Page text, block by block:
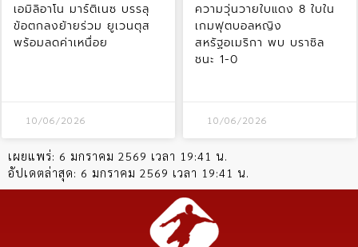
เอมิลิอาโน มาร์ติเนซ บรรลุ
ข้อตกลงย้ายร่วม ยูเวนตุส
พร้อมลดค่าเหนื่อย
10/06/2026
ความวุ่นวายใบแดง 8 ใบใน
เกมฟุตบอลหญิง
สหรัฐอเมริกา พบ บราซิล
ชนะ 1-0
10/06/2026
เผยแพร่: 6 มกราคม 2569 เวลา 19:41 น.
อัปเดตล่าสุด: 6 มกราคม 2569 เวลา 19:41 น.